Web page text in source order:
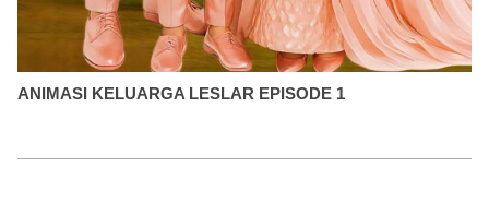
ANIMASI KELUARGA LESLAR EPISODE 1